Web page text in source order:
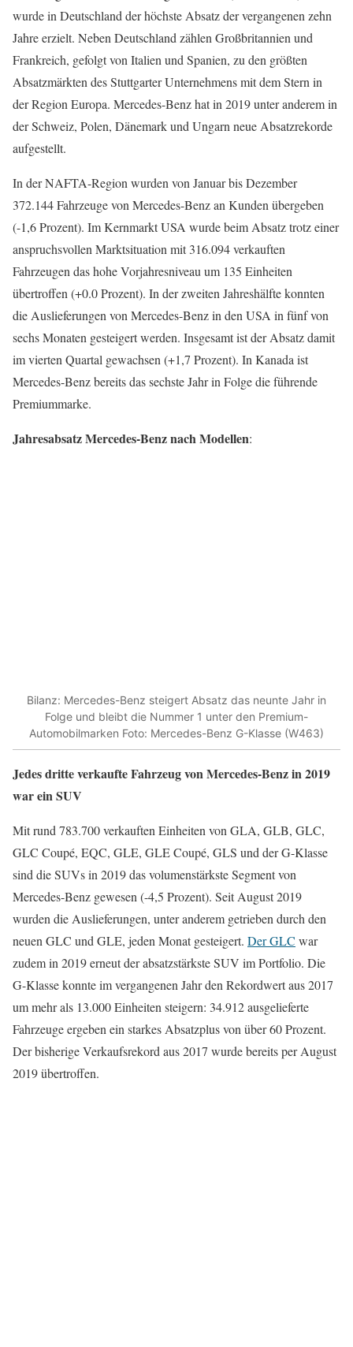
wurde in Deutschland der höchste Absatz der vergangenen zehn
Jahre erzielt. Neben Deutschland zählen Großbritannien und
Frankreich, gefolgt von Italien und Spanien, zu den größten
Absatzmärkten des Stuttgarter Unternehmens mit dem Stern in
der Region Europa. Mercedes-Benz hat in 2019 unter anderem in
der Schweiz, Polen, Dänemark und Ungarn neue Absatzrekorde
aufgestellt.
In der NAFTA-Region wurden von Januar bis Dezember
372.144 Fahrzeuge von Mercedes-Benz an Kunden übergeben
(-1,6 Prozent). Im Kernmarkt USA wurde beim Absatz trotz einer
anspruchsvollen Marktsituation mit 316.094 verkauften
Fahrzeugen das hohe Vorjahresniveau um 135 Einheiten
übertroffen (+0.0 Prozent). In der zweiten Jahreshälfte konnten
die Auslieferungen von Mercedes-Benz in den USA in fünf von
sechs Monaten gesteigert werden. Insgesamt ist der Absatz damit
im vierten Quartal gewachsen (+1,7 Prozent). In Kanada ist
Mercedes-Benz bereits das sechste Jahr in Folge die führende
Premiummarke.
Jahresabsatz Mercedes-Benz nach Modellen:
Bilanz: Mercedes-Benz steigert Absatz das neunte Jahr in
Folge und bleibt die Nummer 1 unter den Premium-
Automobilmarken Foto: Mercedes-Benz G-Klasse (W463)
Jedes dritte verkaufte Fahrzeug von Mercedes-Benz in 2019
war ein SUV
Mit rund 783.700 verkauften Einheiten von GLA, GLB, GLC,
GLC Coupé, EQC, GLE, GLE Coupé, GLS und der G-Klasse
sind die SUVs in 2019 das volumenstärkste Segment von
Mercedes-Benz gewesen (-4,5 Prozent). Seit August 2019
wurden die Auslieferungen, unter anderem getrieben durch den
neuen GLC und GLE, jeden Monat gesteigert. Der GLC war
zudem in 2019 erneut der absatzstärkste SUV im Portfolio. Die
G-Klasse konnte im vergangenen Jahr den Rekordwert aus 2017
um mehr als 13.000 Einheiten steigern: 34.912 ausgelieferte
Fahrzeuge ergeben ein starkes Absatzplus von über 60 Prozent.
Der bisherige Verkaufsrekord aus 2017 wurde bereits per August
2019 übertroffen.